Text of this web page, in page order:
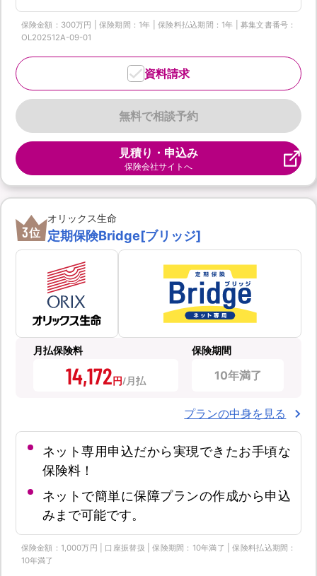
保険金額：300万円 | 保険期間：1年 | 保険料払込期間：1年 | 募集文書番号：
OL202512A-09-01
無料で相談予約
資料請求
見積り・申込み
保険会社サイトへ
3位
オリックス生命
定期保険Bridge[ブリッジ]
月払保険料
14,172円
保険期間
10年満了
プランの中身を見る
ネット専用申込だから実現できたお手頃な
保険料！
ネットで簡単に保障プランの作成から申込
みまで可能です。
保険金額：1,000万円 | 口座振替扱 | 保険期間：10年満了 | 保険料払込期間：
10年満了